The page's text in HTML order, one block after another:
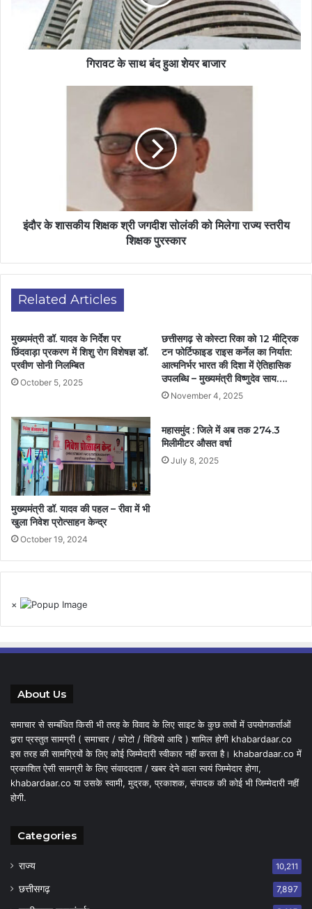
गिरावट के साथ बंद हुआ शेयर बाजार
इंदौर के शासकीय शिक्षक श्री जगदीश सोलंकी को मिलेगा राज्य स्तरीय
शिक्षक पुरस्कार
Related Articles
मुख्यमंत्री डॉ. यादव के निर्देश पर
छिंदवाड़ा प्रकरण में शिशु रोग विशेषज्ञ डॉ.
प्रवीण सोनी निलम्बित
October 5, 2025
छत्तीसगढ़ से कोस्टा रिका को 12 मीट्रिक
टन फोर्टिफाइड राइस कर्नेल का निर्यात:
आत्मनिर्भर भारत की दिशा में ऐतिहासिक
उपलब्धि – मुख्यमंत्री विष्णुदेव साय….
November 4, 2025
मुख्यमंत्री डॉ. यादव की पहल – रीवा में भी
खुला निवेश प्रोत्साहन केन्द्र
October 19, 2024
महासमुंद : जिले में अब तक 274.3
मिलीमीटर औसत वर्षा
July 8, 2025
×
About Us
समाचार से सम्बंधित किसी भी तरह के विवाद के लिए साइट के कुछ तत्वों में उपयोगकर्ताओं
द्वारा प्रस्तुत सामग्री ( समाचार / फोटो / विडियो आदि ) शामिल होगी khabardaar.co
इस तरह की सामग्रियों के लिए कोई जिम्मेदारी स्वीकार नहीं करता है। khabardaar.co में
प्रकाशित ऐसी सामग्री के लिए संवाददाता / खबर देने वाला स्वयं जिम्मेदार होगा,
khabardaar.co या उसके स्वामी, मुद्रक, प्रकाशक, संपादक की कोई भी जिम्मेदारी नहीं
होगी.
Categories
राज्य 10,211
छत्तीसगढ़ 7,897